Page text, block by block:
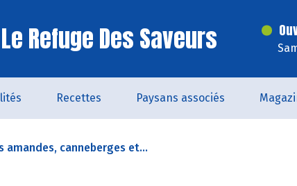
Refuge Des Saveurs
Recettes Paysans associés
amandes, canneberges et...